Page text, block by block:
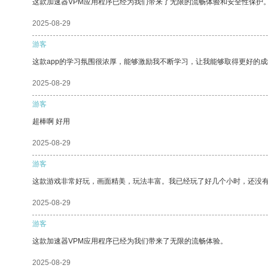
这款加速器VPM应用程序已经为我们带来了无限的流畅体验和安全性保护。
2025-08-29
游客
这款app的学习氛围很浓厚，能够激励我不断学习，让我能够取得更好的成
2025-08-29
游客
超棒啊 好用
2025-08-29
游客
这款游戏非常好玩，画面精美，玩法丰富。我已经玩了好几个小时，还没有
2025-08-29
游客
这款加速器VPM应用程序已经为我们带来了无限的流畅体验。
2025-08-29